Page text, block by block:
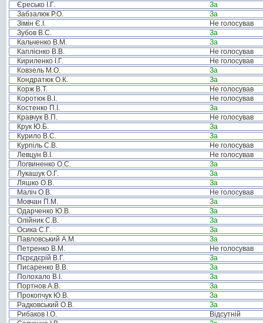
Єресько І.Г.
За
Забзалюк Р.О.
За
Зімін Є.І.
Не голосував
Зубов В.С.
За
Кальченко В.М.
За
Каплієнко В.В.
Не голосував
Кириленко І.Г.
Не голосував
Ковзель М.О.
За
Кондратюк О.К.
За
Корж В.Т.
Не голосував
Коротюк В.І.
Не голосував
Костенко П.І.
За
Кравчук В.П.
Не голосував
Крук Ю.Б.
За
Курило В.С.
За
Курпіль С.В.
Не голосував
Левцун В.І.
Не голосував
Логвиненко О.С.
За
Лукашук О.Г.
За
Ляшко О.В.
За
Маліч О.В.
Не голосував
Мовчан П.М.
За
Одарченко Ю.В.
За
Олійник С.В.
За
Осика С.Г.
За
Павловський А.М.
За
Петренко В.М.
Не голосував
Пєрєдєрій В.Г.
За
Писаренко В.В.
За
Полохало В.І.
За
Портнов А.В.
За
Прокопчук Ю.В.
За
Радковський О.В.
За
Рибаков І.О.
Відсутній